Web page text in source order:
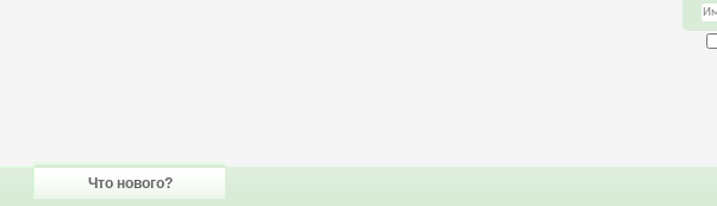
Что нового?